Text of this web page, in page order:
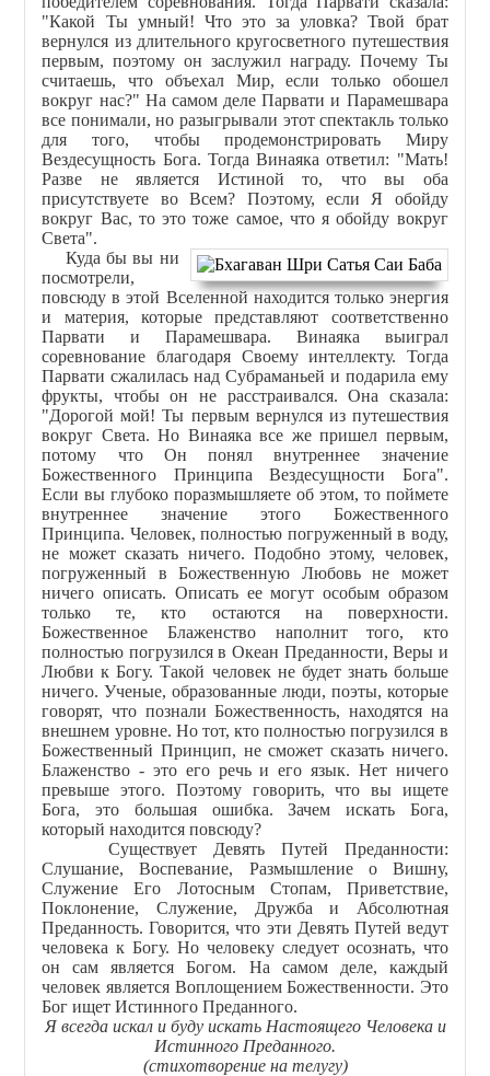
"Какой Ты умный! Что это за уловка? Твой брат
вернулся из длительного кругосветного путешествия
первым, поэтому он заслужил награду. Почему Ты
считаешь, что объехал Мир, если только обошел
вокруг нас?" На самом деле Парвати и Парамешвара
все понимали, но разыгрывали этот спектакль только
для того, чтобы продемонстрировать Миру
Вездесущность Бога. Тогда Винаяка ответил: "Мать!
Разве не является Истиной то, что вы оба
присутствуете во Всем? Поэтому, если Я обойду
вокруг Вас, то это тоже самое, что я обойду вокруг
Света".
Куда бы вы ни
посмотрели,
повсюду в этой Вселенной находится только энергия
и материя, которые представляют соответственно
Парвати и Парамешвара. Винаяка выиграл
соревнование благодаря Своему интеллекту. Тогда
Парвати сжалилась над Субраманьей и подарила ему
фрукты, чтобы он не расстраивался. Она сказала:
"Дорогой мой! Ты первым вернулся из путешествия
вокруг Света. Но Винаяка все же пришел первым,
потому что Он понял внутреннее значение
Божественного Принципа Вездесущности Бога".
Если вы глубоко поразмышляете об этом, то поймете
внутреннее значение этого Божественного
Принципа. Человек, полностью погруженный в воду,
не может сказать ничего. Подобно этому, человек,
погруженный в Божественную Любовь не может
ничего описать. Описать ее могут особым образом
только те, кто остаются на поверхности.
Божественное Блаженство наполнит того, кто
полностью погрузился в Океан Преданности, Веры и
Любви к Богу. Такой человек не будет знать больше
ничего. Ученые, образованные люди, поэты, которые
говорят, что познали Божественность, находятся на
внешнем уровне. Но тот, кто полностью погрузился в
Божественный Принцип, не сможет сказать ничего.
Блаженство - это его речь и его язык. Нет ничего
превыше этого. Поэтому говорить, что вы ищете
Бога, это большая ошибка. Зачем искать Бога,
который находится повсюду?
Существует Девять Путей Преданности:
Слушание, Воспевание, Размышление о Вишну,
Служение Его Лотосным Стопам, Приветствие,
Поклонение, Служение, Дружба и Абсолютная
Преданность. Говорится, что эти Девять Путей ведут
человека к Богу. Но человеку следует осознать, что
он сам является Богом. На самом деле, каждый
человек является Воплощением Божественности. Это
Бог ищет Истинного Преданного.
Я всегда искал и буду искать Настоящего Человека и
Истинного Преданного.
(стихотворение на телугу)